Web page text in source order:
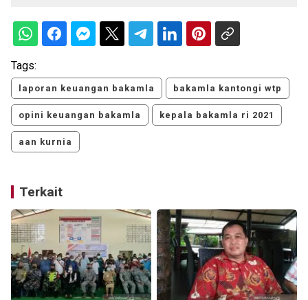
Tags:
laporan keuangan bakamla bakamla kantongi wtp
opini keuangan bakamla kepala bakamla ri 2021
aan kurnia
Terkait